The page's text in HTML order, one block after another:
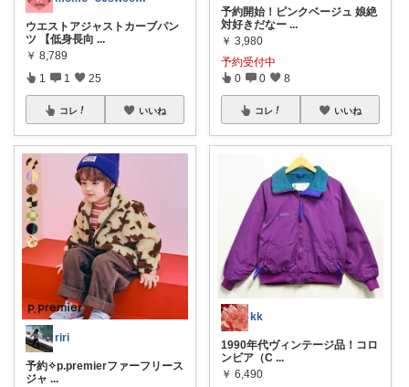
ウエストアジャストカーブパン
ツ 【低身長向 ...
￥ 8,789
1 1 25
コレ いいね
riri
予約✧p.premierファーフリース
ジャ ...
予約開始！ピンクベージュ 娘絶
対好きだなー ...
￥ 3,980
予約受付中
0 0 8
コレ いいね
kk
1990年代ヴィンテージ品！コロ
ンビア（C ...
￥ 6,490